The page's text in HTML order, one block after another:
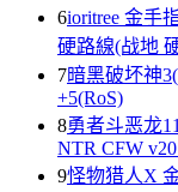
6ioritree 金手
硬路線(战地
7暗黑破坏神
+5(RoS)
8勇者斗恶龙
NTR CFW
9怪物猎人X